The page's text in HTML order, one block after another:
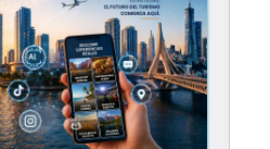
¿Qué es